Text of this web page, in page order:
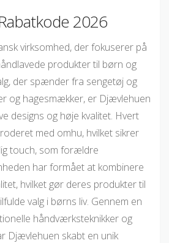
2026
virksomhed, der fokuserer på
produkter til børn og
der spænder fra sengetøj og
og hagesmækker, er Djævlehuen
designs og høje kvalitet. Hvert
med omhu, hvilket sikrer
touch, som forældre
har formået at kombinere
hvilket gør deres produkter til
valg i børns liv. Gennem en
håndværksteknikker og
Djævlehuen skabt en unik